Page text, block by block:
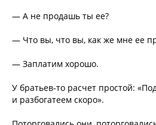
— А не продашь ты ее?
— Что вы, что вы, как же мне ее
— Заплатим хорошо.
У братьев-то расчет простой:
и разбогатеем скоро».